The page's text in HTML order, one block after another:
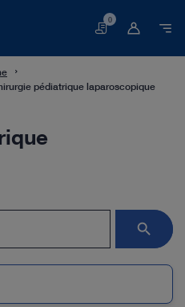
Panier
0
pédiatrique laparoscopique
search